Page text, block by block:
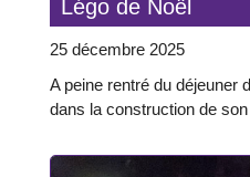
Légo de Noël
25 décembre 2025
A peine rentré du déjeuner
dans la construction de son